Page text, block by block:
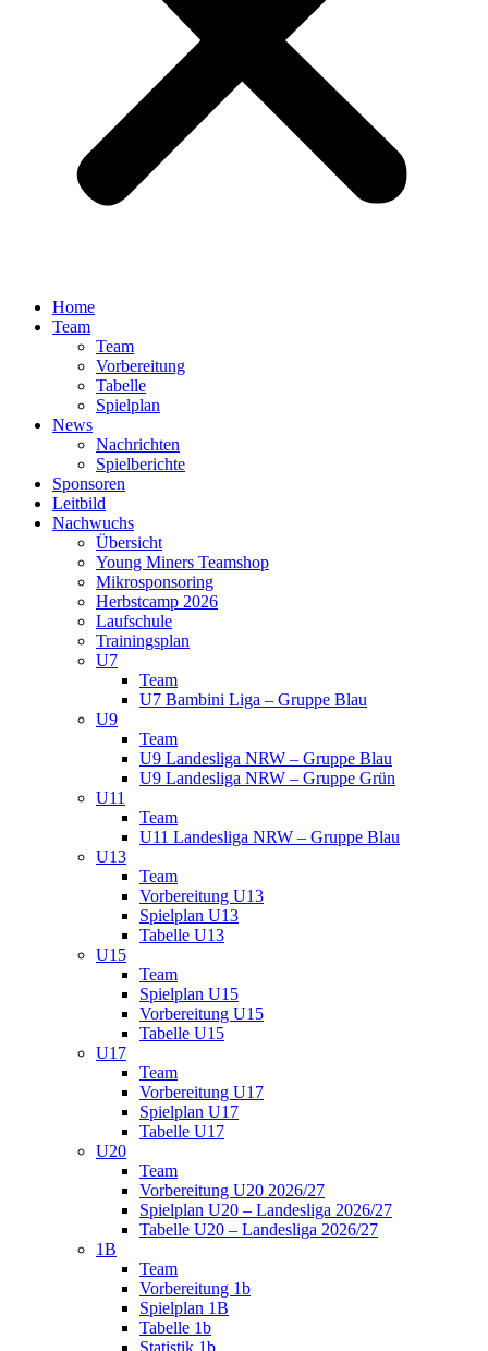
Home
Team
Team
Vorbereitung
Tabelle
Spielplan
News
Nachrichten
Spielberichte
Sponsoren
Leitbild
Nachwuchs
Übersicht
Young Miners Teamshop
Mikrosponsoring
Herbstcamp 2026
Laufschule
Trainingsplan
U7
Team
U7 Bambini Liga – Gruppe Blau
U9
Team
U9 Landesliga NRW – Gruppe Blau
U9 Landesliga NRW – Gruppe Grün
U11
Team
U11 Landesliga NRW – Gruppe Blau
U13
Team
Vorbereitung U13
Spielplan U13
Tabelle U13
U15
Team
Spielplan U15
Vorbereitung U15
Tabelle U15
U17
Team
Vorbereitung U17
Spielplan U17
Tabelle U17
U20
Team
Vorbereitung U20 2026/27
Spielplan U20 – Landesliga 2026/27
Tabelle U20 – Landesliga 2026/27
1B
Team
Vorbereitung 1b
Spielplan 1B
Tabelle 1b
Statistik 1b